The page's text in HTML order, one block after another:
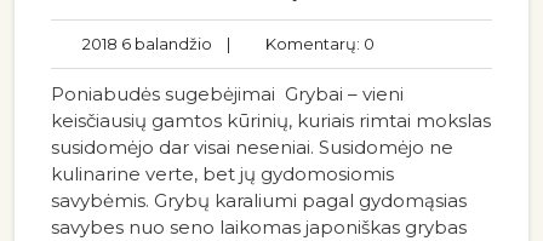
2018 6 balandžio | Komentarų: 0
Poniabudės sugebėjimai Grybai – vieni
keisčiausių gamtos kūrinių, kuriais rimtai mokslas
susidomėjo dar visai neseniai. Susidomėjo ne
kulinarine verte, bet jų gydomosiomis
savybėmis. Grybų karaliumi pagal gydomąsias
savybes nuo seno laikomas japoniškas grybas